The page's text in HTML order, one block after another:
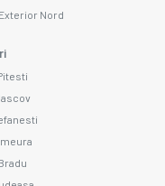
Nord